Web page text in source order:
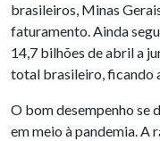
brasileiros, Minas
faturamento. Ainda
14,7 bilhões de abril a
total brasileiro, ficando
O bom desempenho se
em meio à pandemia. A